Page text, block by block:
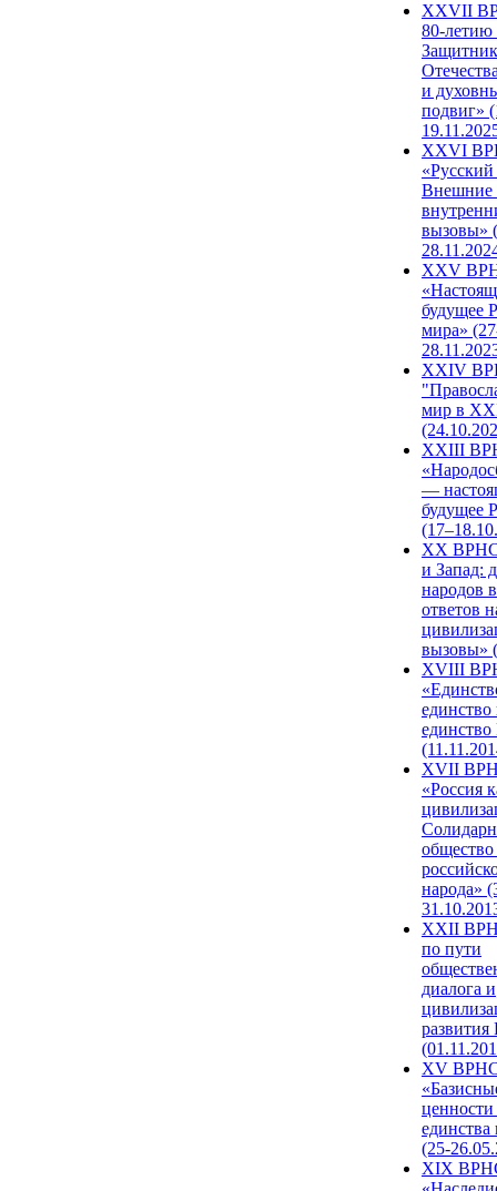
ХХVII
80-
и
подвиг»
XXVI
Внешние
вызовы»
XXV
будущее
мира»
XXIV
мир в
XXIII
—
будущее
XX ВРНС
и Запад:
народов
ответов
вызовы»
XVIII
единство
единство
XVII
«Россия
народа»
XXII
по пути
диалога и
развития
XV
единства
(25-
XIX